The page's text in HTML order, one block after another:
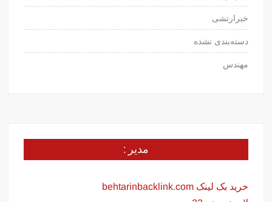
خبرارتشی
دسته‌بندی نشده
مهندس
مدیر :
خرید بک لینک behtarinbacklink.com